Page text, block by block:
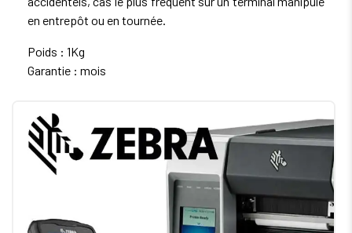
en entrepôt ou en tournée.
Poids : 1Kg
Garantie : mois